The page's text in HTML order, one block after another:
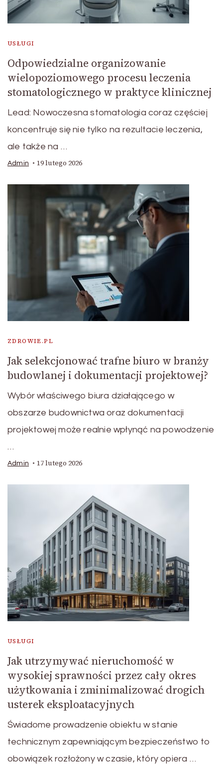
USŁUGI
Odpowiedzialne organizowanie
wielopoziomowego procesu leczenia
stomatologicznego w praktyce klinicznej
Lead: Nowoczesna stomatologia coraz częściej
koncentruje się nie tylko na rezultacie leczenia,
ale także na …
Admin 19 lutego 2026
ZDROWIE.PL
Jak selekcjonować trafne biuro w branży
budowlanej i dokumentacji projektowej?
Wybór właściwego biura działającego w
obszarze budownictwa oraz dokumentacji
projektowej może realnie wpłynąć na powodzenie
…
Admin 17 lutego 2026
USŁUGI
Jak utrzymywać nieruchomość w
wysokiej sprawności przez cały okres
użytkowania i zminimalizować drogich
usterek eksploatacyjnych
Świadome prowadzenie obiektu w stanie
technicznym zapewniającym bezpieczeństwo to
obowiązek rozłożony w czasie, który opiera …